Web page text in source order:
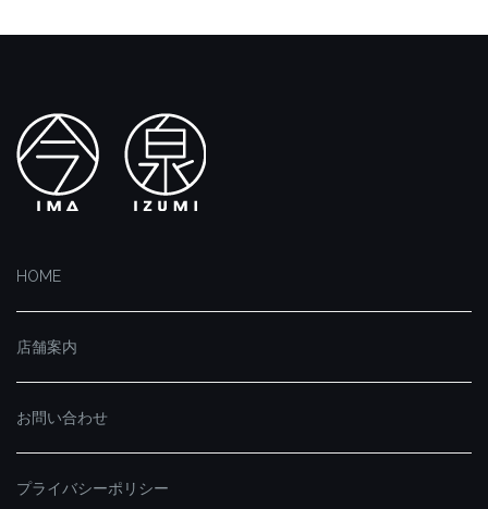
HOME
店舗案内
お問い合わせ
プライバシーポリシー